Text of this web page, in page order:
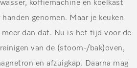
koffiemachine en koelkast
genomen. Maar je keuken
dan dat. Nu is het tijd voor de
van de (stoom-/bak)oven,
en afzuigkap. Daarna mag